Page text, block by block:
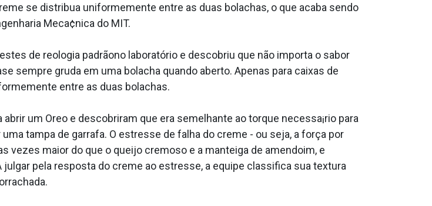
se distribua uniformemente entre as duas bolachas, o que acaba sendo
Meca¢nica do MIT.
de reologia padrãono laboratório e descobriu que não importa o sabor
sempre gruda em uma bolacha quando aberto. Apenas para caixas de
entre as duas bolachas.
um Oreo e descobriram que era semelhante ao torque necessa¡rio para
tampa de garrafa. O estresse de falha do creme - ou seja, a força por
vezes maior do que o queijo cremoso e a manteiga de amendoim, e
pela resposta do creme ao estresse, a equipe classifica sua textura